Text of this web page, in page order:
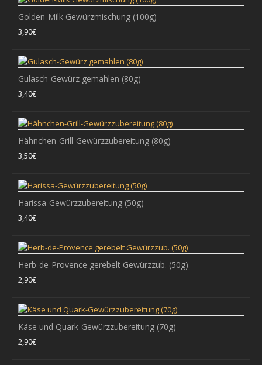
+ WARENKORB
Zur Wunschliste hinzufügen
Zutaten: Paprika, Kurkuma, Coriander, SENFsaat, Bockshornklee,
Salz, Chillies, Knoblauch..
+ WARENKORB
Zur Wunschliste hinzufügen
Ursprung : Deutschland..
2,50€
Golden-Milk Gewürzmischung (100g)
3,90€
Gulasch-Gewürz gemahlen (80g)
3,40€
Hähnchen-Grill-Gewürzzubereitung (80g)
3,50€
Harissa-Gewürzzubereitung (50g)
3,40€
Herb-de-Provence gerebelt Gewürzzub. (50g)
2,90€
Käse und Quark-Gewürzzubereitung (70g)
2,90€